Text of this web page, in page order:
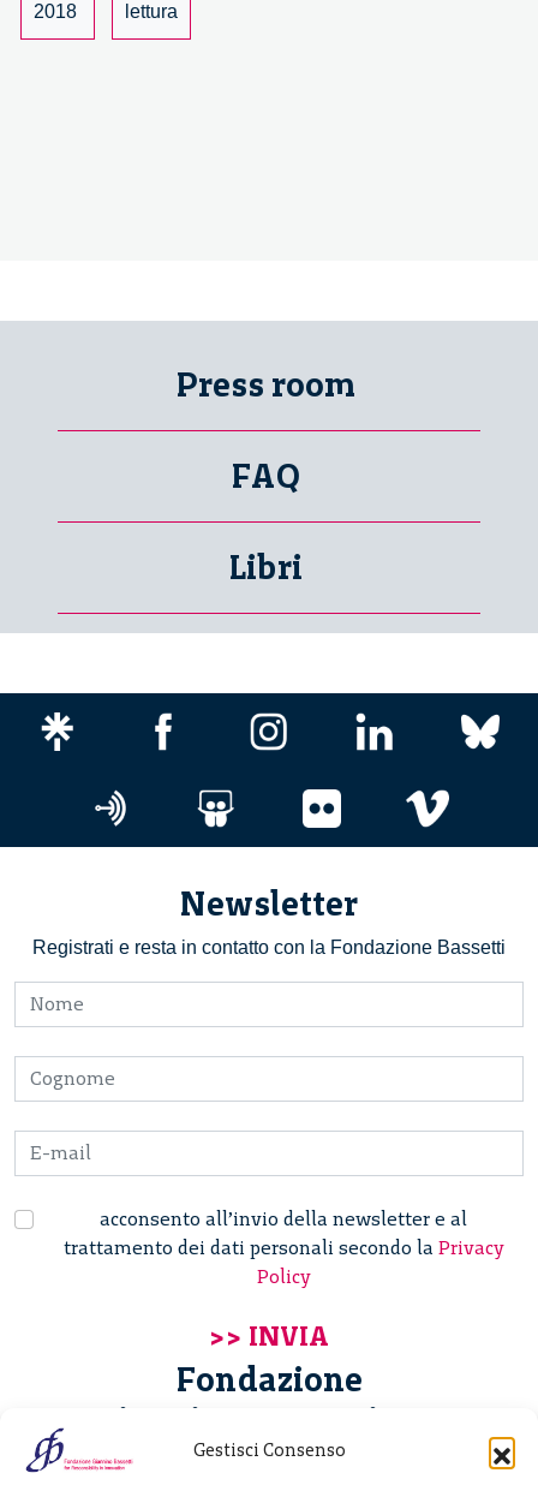
Gestisci Consenso
2018
lettura
Press room
FAQ
Libri
Newsletter
Registrati e resta in contatto con la Fondazione Bassetti
acconsento all’invio della newsletter e al
trattamento dei dati personali secondo la Privacy
Policy
Fondazione
Giannino Bassetti ETS